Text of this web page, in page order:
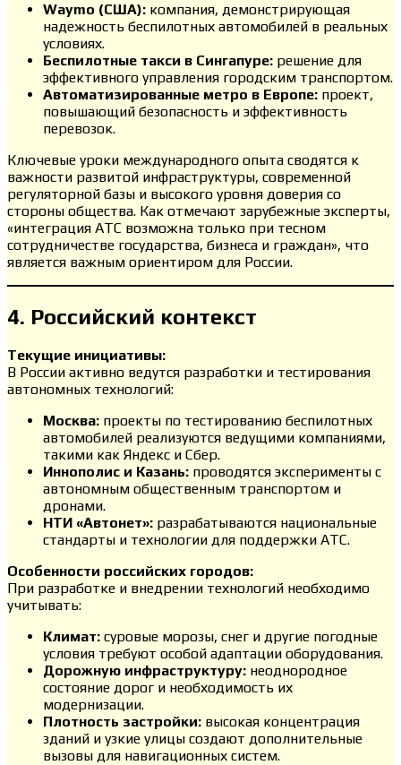
Waymo (США): компания, демонстрирующая
надежность беспилотных автомобилей в реальных
условиях.
Беспилотные такси в Сингапуре: решение для
эффективного управления городским транспортом.
Автоматизированные метро в Европе: проект,
повышающий безопасность и эффективность
перевозок.
Ключевые уроки международного опыта сводятся к
важности развитой инфраструктуры, современной
регуляторной базы и высокого уровня доверия со
стороны общества. Как отмечают зарубежные эксперты,
«интеграция АТС возможна только при тесном
сотрудничестве государства, бизнеса и граждан», что
является важным ориентиром для России.
4. Российский контекст
Текущие инициативы:
В России активно ведутся разработки и тестирования
автономных технологий:
Москва: проекты по тестированию беспилотных
автомобилей реализуются ведущими компаниями,
такими как Яндекс и Сбер.
Иннополис и Казань: проводятся эксперименты с
автономным общественным транспортом и
дронами.
НТИ «Автонет»: разрабатываются национальные
стандарты и технологии для поддержки АТС.
Особенности российских городов:
При разработке и внедрении технологий необходимо
учитывать:
Климат: суровые морозы, снег и другие погодные
условия требуют особой адаптации оборудования.
Дорожную инфраструктуру: неоднородное
состояние дорог и необходимость их
модернизации.
Плотность застройки: высокая концентрация
зданий и узкие улицы создают дополнительные
вызовы для навигационных систем.